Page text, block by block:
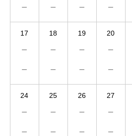
－
－
－
－
17
－
－
18
－
－
19
－
－
20
－
－
24
－
－
25
－
－
26
－
－
27
－
－